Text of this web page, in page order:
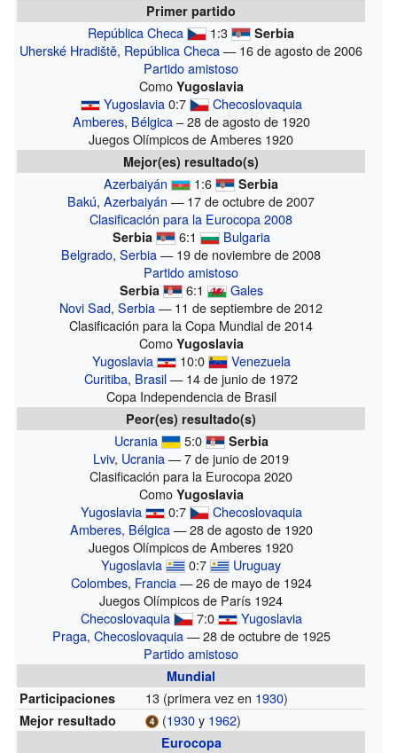
Primer partido
República Checa 1:3 Serbia
Uherské Hradiště, República Checa— 16 de agosto de 2006
Partido amistoso
Como Yugoslavia
Yugoslavia0:7
Checoslovaquia
Amberes, Bélgica– 28 de agosto de 1920
Juegos Olímpicos de Amberes 1920
Mejor(es) resultado(s)
Azerbaiyán 1:6 Serbia
Bakú,Azerbaiyán — 17 de octubre de 2007
Clasificación para la Eurocopa 2008
Serbia 6:1
Bulgaria
Belgrado,Serbia— 19 de noviembre de 2008
Partido amistoso
Serbia 6:1
Gales
Novi Sad,Serbia— 11 de septiembre de 2012
Clasificación para la Copa Mundial de 2014
Como Yugoslavia
Yugoslavia 10:0
Venezuela
Curitiba, Brasil— 14 de junio de 1972
Copa Independencia de Brasil
Peor(es) resultado(s)
Ucrania 5:0 Serbia
Lviv, Ucrania— 7 de junio de 2019
Clasificación para la Eurocopa 2020
Como Yugoslavia
Yugoslavia 0:7
Checoslovaquia
Amberes, Bélgica— 28 de agosto de 1920
Juegos Olímpicos de Amberes 1920
Yugoslavia
0:7
Uruguay
Colombes, Francia— 26 de mayo de 1924
Juegos Olímpicos de París 1924
Checoslovaquia
7:0
Yugoslavia
Praga, Checoslovaquia— 28 de octubre de 1925
Partido amistoso
Mundial
Participaciones
13 (primera vez en 1930)
Mejor resultado (1930y 1962)
Eurocopa